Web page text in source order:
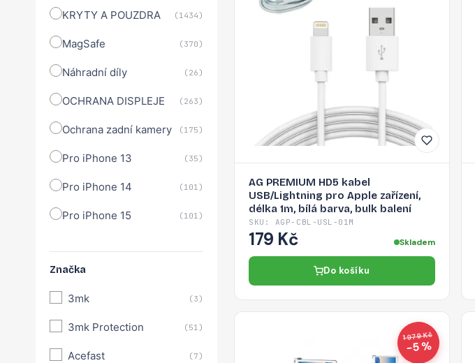
KRYTY A POUZDRA (1434)
MagSafe (370)
Náhradní díly (26)
OCHRANA DISPLEJE (263)
Ochrana zadní kamery (175)
Pro iPhone 13 (35)
Pro iPhone 14 (101)
Pro iPhone 15 (101)
Značka
3mk (3)
3mk Protection (51)
Acefast (7)
AG PREMIUM HD5 kabel
USB/Lightning pro Apple zařízení,
délka 1m, bílá barva, bulk balení
SKU: AGP-CBL-USL-01M
179 Kč Skladem
Do košíku
1 979 Kč
−5 %